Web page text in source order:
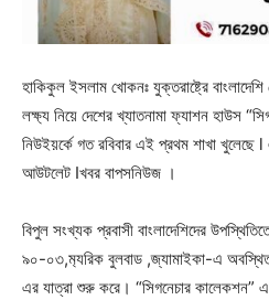
হাকিকুল ইসলাম খোকনঃ যুক্তরাষ্ট্রে বাংলাদেশি
লক্ষ্য নিয়ে দেশের খ্যাতনামা ফ্যাশন হাউস
নিউইয়র্কে গত রবিবার এই প্রথম শাখা খুলেছে l
আউটলেট Iখবর বাপসনিউজ ।
বিপুল সংখ্যক প্রবাসী বাংলাদেশিদের
৯০-০৩,ম‍্যরিক বুলবাড ,জ্যামাইকা-এ
এর যাত্রা শুরু করে। “সিগনেচার কালেকশন”